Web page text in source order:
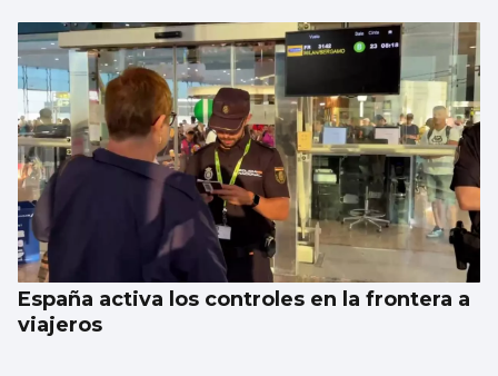
España activa los controles en la frontera a
viajeros